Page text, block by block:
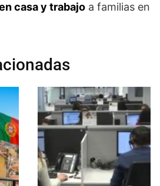
casa y trabajo a familias en